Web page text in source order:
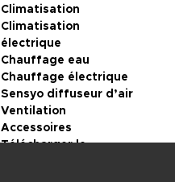
Climatisation
Climatisation
électrique
Chauffage eau
Chauffage électrique
Sensyo diffuseur d’air
Ventilation
Accessoires
Télécharger le